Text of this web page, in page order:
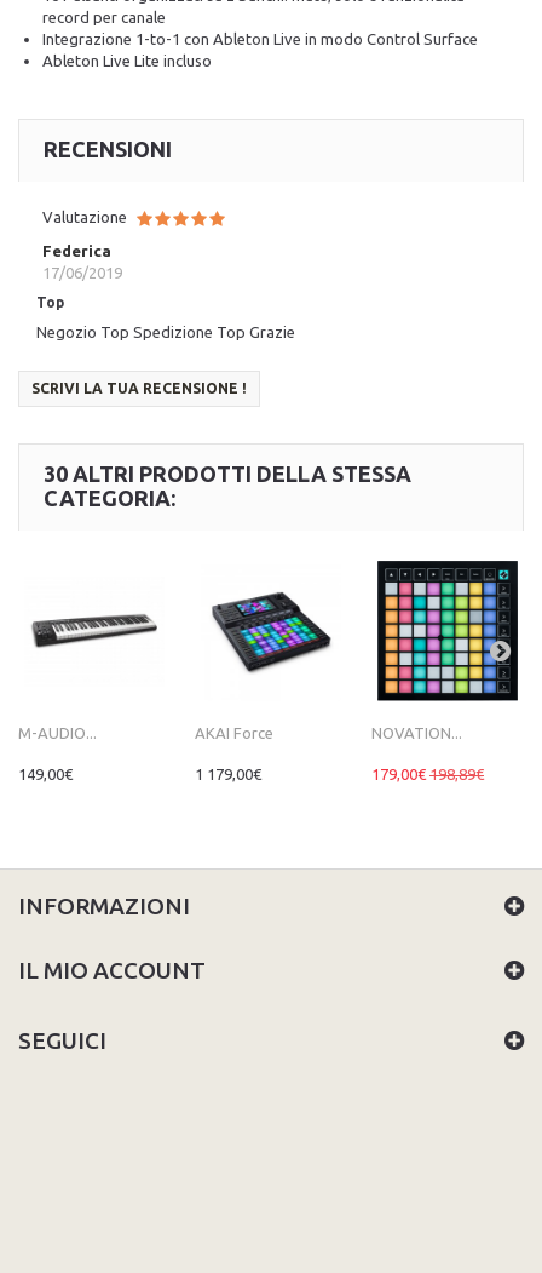
record per canale
Integrazione 1-to-1 con Ableton Live in modo Control Surface
Ableton Live Lite incluso
RECENSIONI
Valutazione
Federica
17/06/2019
Top
Negozio Top Spedizione Top Grazie
SCRIVI LA TUA RECENSIONE !
30 ALTRI PRODOTTI DELLA STESSA
CATEGORIA:
M-AUDIO...
149,00€
AKAI Force
1 179,00€
NOVATION...
179,00€ 198,89€
INFORMAZIONI
IL MIO ACCOUNT
SEGUICI